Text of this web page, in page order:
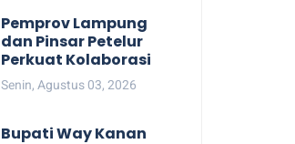
Pemprov Lampung
dan Pinsar Petelur
Perkuat Kolaborasi
Senin, Agustus 03, 2026
Bupati Way Kanan